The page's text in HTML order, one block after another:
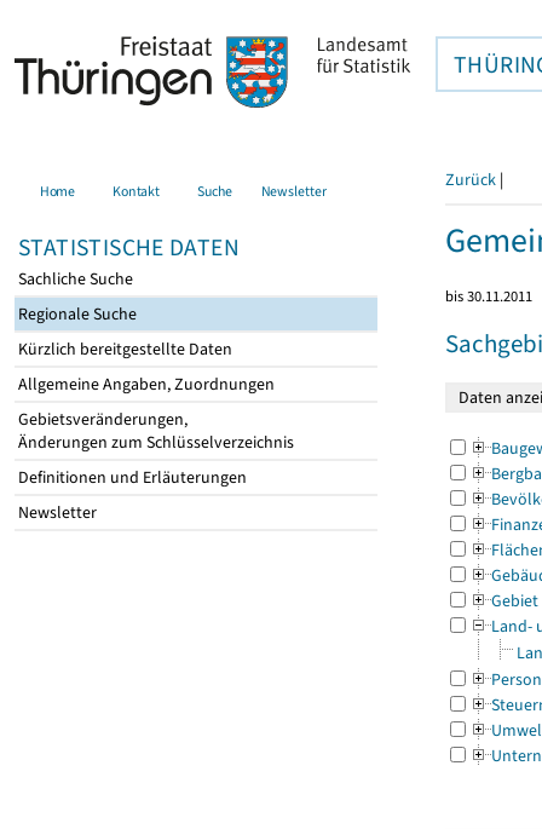
Home Kontakt Suche Newsletter
STATISTISCHE DATEN
Sachliche Suche
Regionale Suche
Kürzlich bereitgestellte Daten
Allgemeine Angaben, Zuordnungen
Gebietsveränderungen,
Änderungen zum Schlüsselverzeichnis
Definitionen und Erläuterungen
Newsletter
Zurück |
bis 30.11.2011
Gebiet
Land-